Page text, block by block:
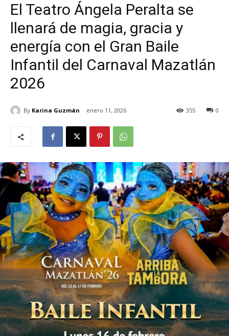
El Teatro Ángela Peralta se
llenará de magia, gracia y
energía con el Gran Baile
Infantil del Carnaval Mazatlán
2026
By Karina Guzmán enero 11, 2026 0
355